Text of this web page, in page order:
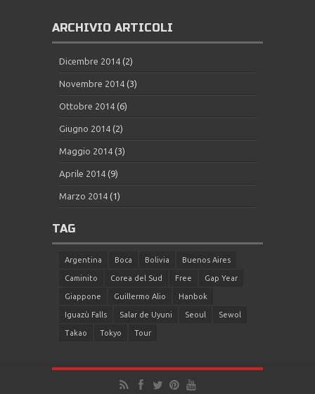
ARCHIVIO ARTICOLI
Dicembre 2014 (2)
Novembre 2014 (3)
Ottobre 2014 (6)
Giugno 2014 (2)
Maggio 2014 (3)
Aprile 2014 (9)
Marzo 2014 (1)
TAG
Argentina Boca Bolivia Buenos Aires
Caminito Corea del Sud Free Gap Year
Giappone Guillermo Alio Hanbok
Iguazù Falls Salar de Uyuni Seoul Sewol
Takao Tokyo Tour